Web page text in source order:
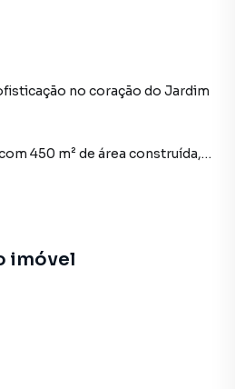
no coração do Jardim
450 m² de área construída,
Zona Norte de São Paulo.
delas master
imóvel